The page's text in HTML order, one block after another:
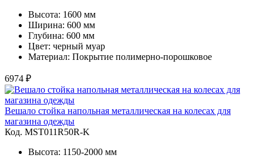
Высота: 1600 мм
Ширина: 600 мм
Глубина: 600 мм
Цвет: черный муар
Материал: Покрытие полимерно-порошковое
6974 ₽
Вешало стойка напольная металлическая на колесах для
магазина одежды
Код. MST011R50R-K
Высота: 1150-2000 мм